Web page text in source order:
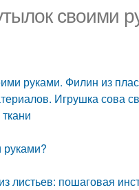
своими
руками. Филин из
Игрушка сова
руками?
листьев: пошаговая